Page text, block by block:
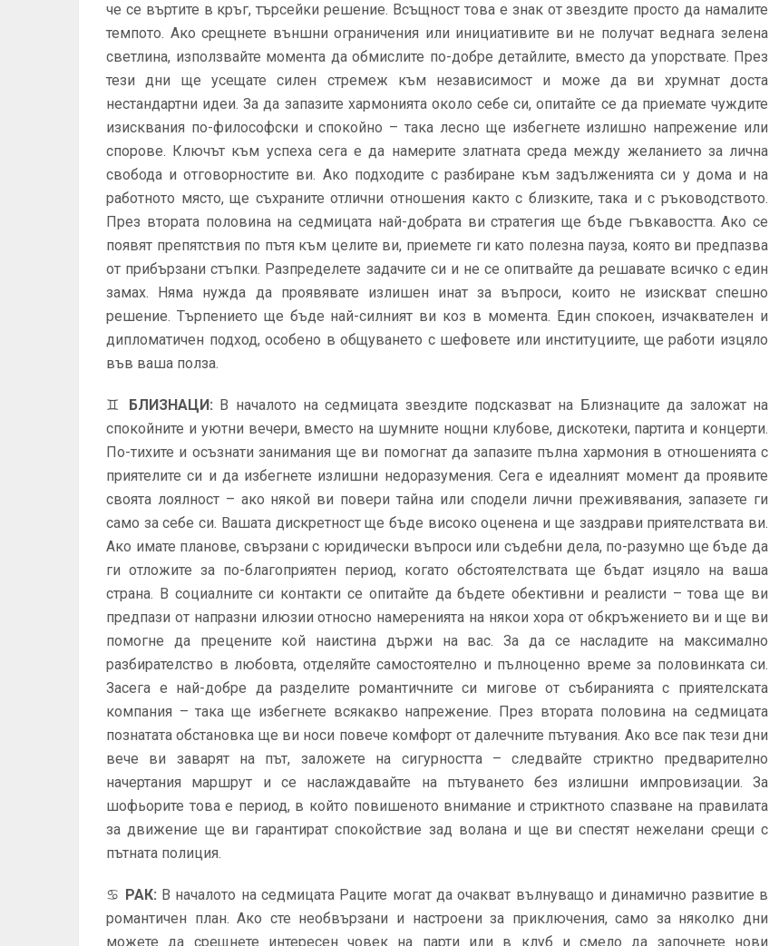
че се въртите в кръг, търсейки решение. Всъщност това е знак от звездите просто да намалите
темпото. Ако срещнете външни ограничения или инициативите ви не получат веднага зелена
светлина, използвайте момента да обмислите по-добре детайлите, вместо да упорствате. През
тези дни ще усещате силен стремеж към независимост и може да ви хрумнат доста
нестандартни идеи. За да запазите хармонията около себе си, опитайте се да приемате чуждите
изисквания по-философски и спокойно – така лесно ще избегнете излишно напрежение или
спорове. Ключът към успеха сега е да намерите златната среда между желанието за лична
свобода и отговорностите ви. Ако подходите с разбиране към задълженията си у дома и на
работното място, ще съхраните отлични отношения както с близките, така и с ръководството.
През втората половина на седмицата най-добрата ви стратегия ще бъде гъвкавостта. Ако се
появят препятствия по пътя към целите ви, приемете ги като полезна пауза, която ви предпазва
от прибързани стъпки. Разпределете задачите си и не се опитвайте да решавате всичко с един
замах. Няма нужда да проявявате излишен инат за въпроси, които не изискват спешно
решение. Търпението ще бъде най-силният ви коз в момента. Един спокоен, изчаквателен и
дипломатичен подход, особено в общуването с шефовете или институциите, ще работи изцяло
във ваша полза.
♊ БЛИЗНАЦИ: В началото на седмицата звездите подсказват на Близнаците да заложат на
спокойните и уютни вечери, вместо на шумните нощни клубове, дискотеки, партита и концерти.
По-тихите и осъзнати занимания ще ви помогнат да запазите пълна хармония в отношенията с
приятелите си и да избегнете излишни недоразумения. Сега е идеалният момент да проявите
своята лоялност – ако някой ви повери тайна или сподели лични преживявания, запазете ги
само за себе си. Вашата дискретност ще бъде високо оценена и ще заздрави приятелствата ви.
Ако имате планове, свързани с юридически въпроси или съдебни дела, по-разумно ще бъде да
ги отложите за по-благоприятен период, когато обстоятелствата ще бъдат изцяло на ваша
страна. В социалните си контакти се опитайте да бъдете обективни и реалисти – това ще ви
предпази от напразни илюзии относно намеренията на някои хора от обкръжението ви и ще ви
помогне да прецените кой наистина държи на вас. За да се насладите на максимално
разбирателство в любовта, отделяйте самостоятелно и пълноценно време за половинката си.
Засега е най-добре да разделите романтичните си мигове от събиранията с приятелската
компания – така ще избегнете всякакво напрежение. През втората половина на седмицата
познатата обстановка ще ви носи повече комфорт от далечните пътувания. Ако все пак тези дни
вече ви заварят на път, заложете на сигурността – следвайте стриктно предварително
начертания маршрут и се наслаждавайте на пътуването без излишни импровизации. За
шофьорите това е период, в който повишеното внимание и стриктното спазване на правилата
за движение ще ви гарантират спокойствие зад волана и ще ви спестят нежелани срещи с
пътната полиция.
♋ РАК: В началото на седмицата Раците могат да очакват вълнуващо и динамично развитие в
романтичен план. Ако сте необвързани и настроени за приключения, само за няколко дни
можете да срещнете интересен човек на парти или в клуб и смело да започнете нови